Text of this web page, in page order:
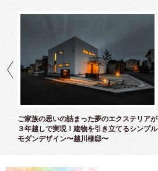
ご家族の思いの詰まった夢のエクステリアが
３年越しで実現！建物を引き立てるシンプル
モダンデザイン〜越川様邸〜